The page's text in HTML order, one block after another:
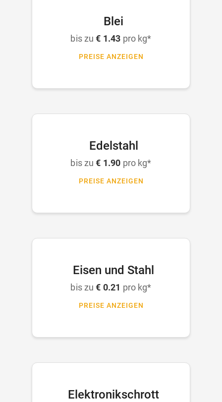
Blei
bis zu€ 1.43 pro kg*
PREISE ANZEIGEN
Edelstahl
bis zu€ 1.90 pro kg*
PREISE ANZEIGEN
Eisen und Stahl
bis zu€ 0.21 pro kg*
PREISE ANZEIGEN
Elektronikschrott